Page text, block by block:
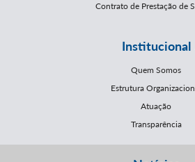
Contrato de Prestação de
Institucional
Quem Somos
Estrutura
Atuação
Transparência